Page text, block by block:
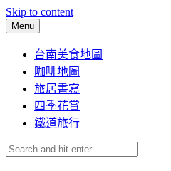
Skip to content
Menu
台南美食地圖
咖啡地圖
旅居書寫
四季花賞
鐵道旅行